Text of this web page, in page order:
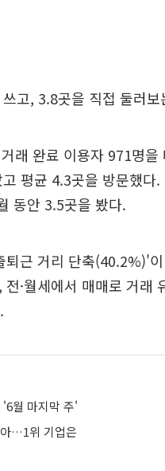
고, 3.8곳을 직접 둘러
래 완료 이용자 971명을
평균 4.3곳을 방문했다
동안 3.5곳을 봤다.
근 거리 단축(40.2%)'
·월세에서 매매로 거래
월 마지막 주'
아…1위 기업은